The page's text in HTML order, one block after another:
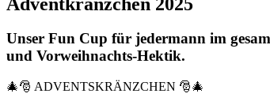
Unser Fun Cup für jedermann im
und Vorweihnachts-Hektik.
🎄🎅 ADVENTSKRÄNZCHEN 🎅🎄